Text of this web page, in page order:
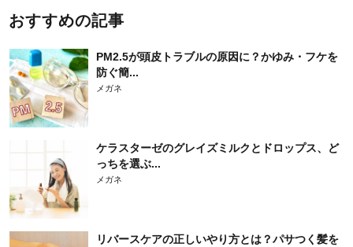
おすすめの記事
PM2.5が頭皮トラブルの原因に？かゆみ・フケを
防ぐ簡...
メガネ
ケラスターゼのグレイズミルクとドロップス、ど
っちを選ぶ...
メガネ
リバースケアの正しいやり方とは？パサつく髪を